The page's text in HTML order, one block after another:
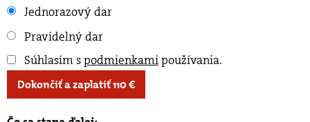
Jednorazový dar
Pravidelný dar
Súhlasím spodmienkamipoužívania.
Dokončiť a zaplatiť110€